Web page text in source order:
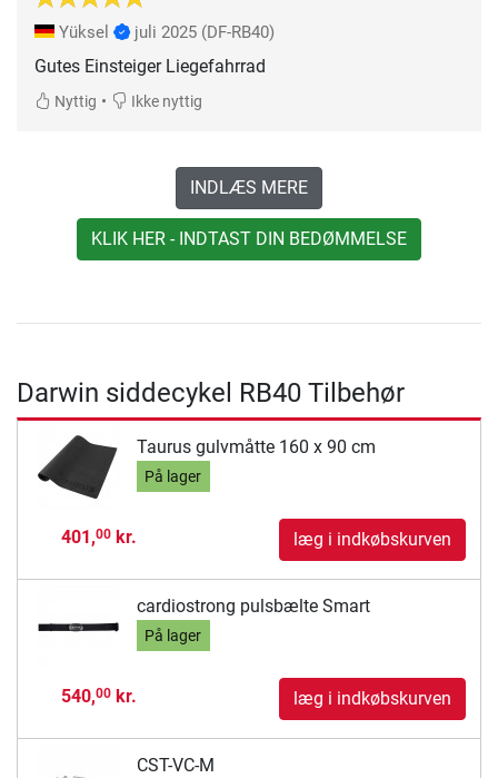
Yüksel juli 2025 (DF-RB40)
Gutes Einsteiger Liegefahrrad
Nyttig • Ikke nyttig
INDLÆS MERE
KLIK HER - INDTAST DIN BEDØMMELSE
Darwin siddecykel RB40 Tilbehør
Taurus gulvmåtte 160 x 90 cm
På lager
401,00kr. læg i indkøbskurven
cardiostrong pulsbælte Smart
På lager
540,00kr. læg i indkøbskurven
CST-VC-M